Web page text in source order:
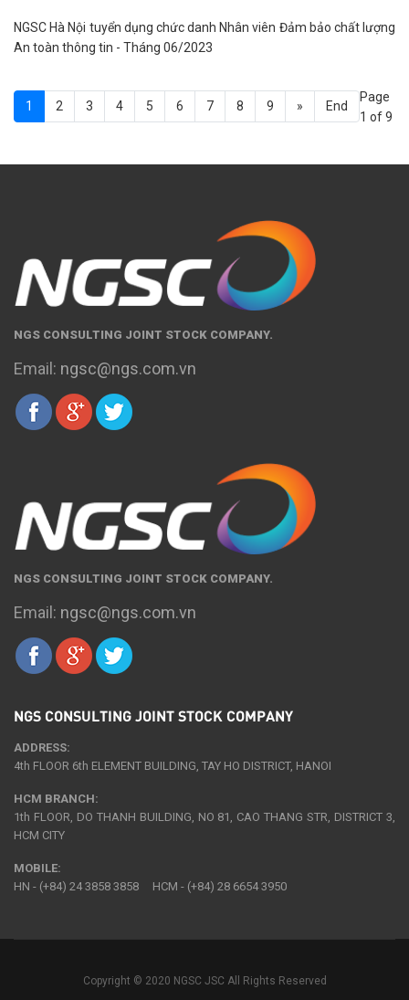
NGSC Hà Nội tuyển dụng chức danh Nhân viên Đảm bảo chất lượng
An toàn thông tin - Tháng 06/2023
1 2 3 4 5 6 7 8 9 » End
Page
1 of 9
NGS CONSULTING JOINT STOCK COMPANY.
Email: ngsc@ngs.com.vn
NGS CONSULTING JOINT STOCK COMPANY.
Email: ngsc@ngs.com.vn
NGS CONSULTING JOINT STOCK COMPANY
ADDRESS:
4th FLOOR 6th ELEMENT BUILDING, TAY HO DISTRICT, HANOI
HCM BRANCH:
1th FLOOR, DO THANH BUILDING, NO 81, CAO THANG STR, DISTRICT 3,
HCM CITY
MOBILE:
HN - (+84) 24 3858 3858 HCM - (+84) 28 6654 3950
Copyright © 2020 NGSC JSC All Rights Reserved